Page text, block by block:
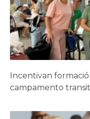
Incentivan
campamento